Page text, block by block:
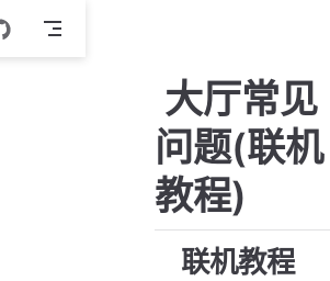
大厅常见
问题(联机
教程)
联机教程